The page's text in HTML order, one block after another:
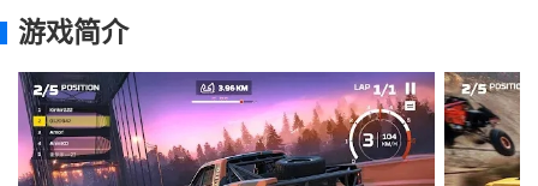
游戏简介